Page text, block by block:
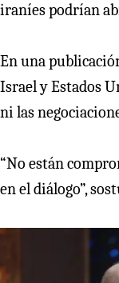
iraníes podrían
En una
Israel y Estados
ni las
“No están
en el diálogo”,